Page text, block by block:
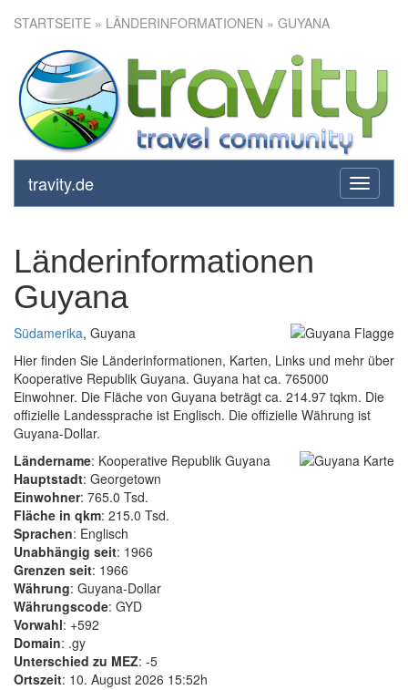
STARTSEITE » LÄNDERINFORMATIONEN » GUYANA
toggle
travity.de
Länderinformationen
Guyana
Südamerika, Guyana
Hier finden Sie Länderinformationen, Karten, Links und mehr über
Kooperative Republik Guyana. Guyana hat ca. 765000
Einwohner. Die Fläche von Guyana beträgt ca. 214.97 tqkm. Die
offizielle Landessprache ist Englisch. Die offizielle Währung ist
Guyana-Dollar.
Ländername: Kooperative Republik Guyana
Hauptstadt: Georgetown
Einwohner: 765.0 Tsd.
Fläche in qkm: 215.0 Tsd.
Sprachen: Englisch
Unabhängig seit: 1966
Grenzen seit: 1966
Währung: Guyana-Dollar
Währungscode: GYD
Vorwahl: +592
Domain: .gy
Unterschied zu MEZ: -5
Ortszeit: 10. August 2026 15:52h